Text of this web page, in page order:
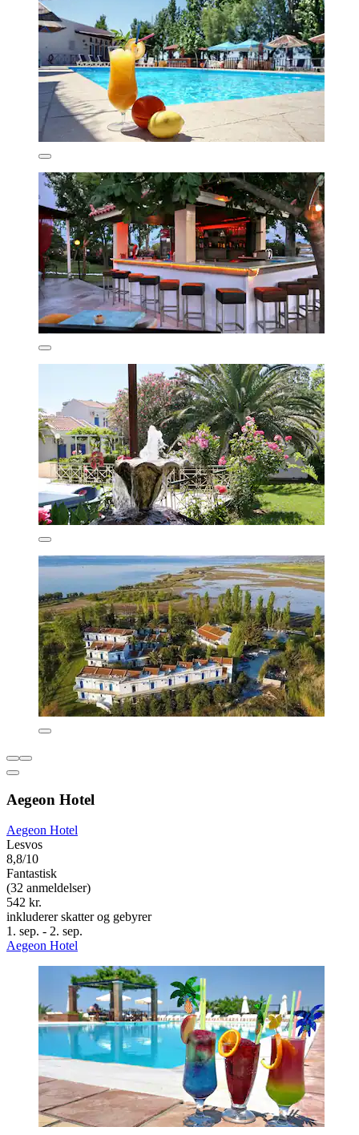
Aegeon Hotel
Aegeon Hotel
Lesvos
8,8/10
Fantastisk
(32 anmeldelser)
542 kr.
inkluderer skatter og gebyrer
1. sep. - 2. sep.
Aegeon Hotel